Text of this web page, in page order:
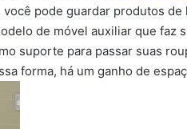
pode guardar produtos de
de móvel auxiliar que faz
suporte para passar suas
forma, há um ganho de